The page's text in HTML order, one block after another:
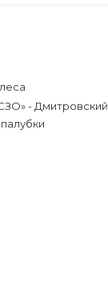
- Дмитровский